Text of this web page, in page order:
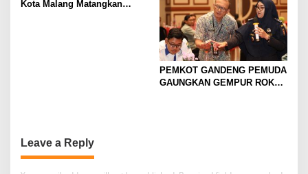
Kota Malang Matangkan
PEMKOT GANDENG PEMUDA
GAUNGKAN GEMPUR ROKOK
Leave a Reply